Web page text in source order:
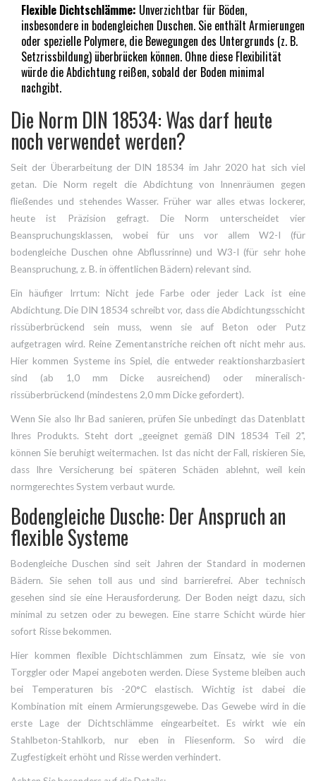
Flexible Dichtschlämme: Unverzichtbar für Böden,
insbesondere in bodengleichen Duschen. Sie enthält Armierungen
oder spezielle Polymere, die Bewegungen des Untergrunds (z. B.
Setzrissbildung) überbrücken können. Ohne diese Flexibilität
würde die Abdichtung reißen, sobald der Boden minimal
nachgibt.
Die Norm DIN 18534: Was darf heute
noch verwendet werden?
Seit der Überarbeitung der DIN 18534 im Jahr 2020 hat sich viel
getan. Die Norm regelt die Abdichtung von Innenräumen gegen
fließendes und stehendes Wasser. Früher war alles etwas lockerer,
heute ist Präzision gefragt. Die Norm unterscheidet vier
Beanspruchungsklassen, wobei für uns vor allem W2-I (für
bodengleiche Duschen ohne Abflussrinne) und W3-I (für sehr hohe
Beanspruchung, z. B. in öffentlichen Bädern) relevant sind.
Ein häufiger Irrtum: Nicht jede Farbe oder jeder Lack ist eine
Abdichtung. Die DIN 18534 schreibt vor, dass die Abdichtungsschicht
rissüberbrückend sein muss, wenn sie auf Beton oder Putz
aufgetragen wird. Reine Zementanstriche reichen oft nicht mehr aus.
Hier kommen Systeme ins Spiel, die entweder reaktionsharzbasiert
sind (ab 1,0 mm Dicke ausreichend) oder mineralisch-
rissüberbrückend (mindestens 2,0 mm Dicke gefordert).
Wenn Sie also Ihr Bad sanieren, prüfen Sie unbedingt das Datenblatt
Ihres Produkts. Steht dort „geeignet gemäß DIN 18534 Teil 2",
können Sie beruhigt weitermachen. Ist das nicht der Fall, riskieren Sie,
dass Ihre Versicherung bei späteren Schäden ablehnt, weil kein
normgerechtes System verbaut wurde.
Bodengleiche Dusche: Der Anspruch an
flexible Systeme
Bodengleiche Duschen sind seit Jahren der Standard in modernen
Bädern. Sie sehen toll aus und sind barrierefrei. Aber technisch
gesehen sind sie eine Herausforderung. Der Boden neigt dazu, sich
minimal zu setzen oder zu bewegen. Eine starre Schicht würde hier
sofort Risse bekommen.
Hier kommen flexible Dichtschlämmen zum Einsatz, wie sie von
Torggler oder Mapei angeboten werden. Diese Systeme bleiben auch
bei Temperaturen bis -20°C elastisch. Wichtig ist dabei die
Kombination mit einem Armierungsgewebe. Das Gewebe wird in die
erste Lage der Dichtschlämme eingearbeitet. Es wirkt wie ein
Stahlbeton-Stahlkorb, nur eben in Fliesenform. So wird die
Zugfestigkeit erhöht und Risse werden verhindert.